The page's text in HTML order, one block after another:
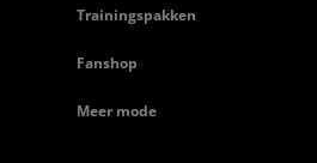
Trainingspakken
Fanshop
Meer mode